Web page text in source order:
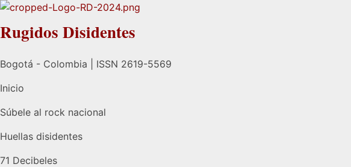
Rugidos Disidentes
Bogotá - Colombia | ISSN 2619-5569
Inicio
Súbele al rock nacional
Huellas disidentes
71 Decibeles